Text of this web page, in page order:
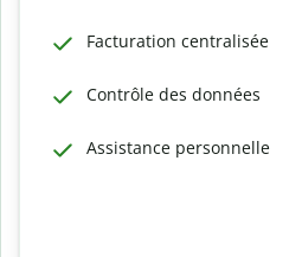
Facturation centralisée
Contrôle des données
Assistance personnelle